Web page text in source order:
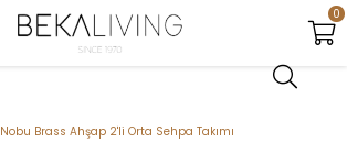
0
Nobu Brass Ahşap 2'li Orta Sehpa Takımı